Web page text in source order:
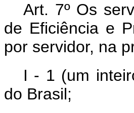
Art. 7º Os
de Eficiência e
por servidor, na
I - 1 (um
do Brasil;